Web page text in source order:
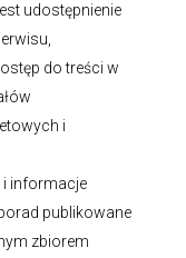
udostępnienie
do treści w
i
i informacje
publikowane
zbiorem